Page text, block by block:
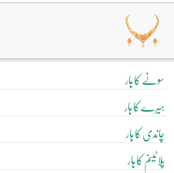
سونے کا ہار
ہیرے کا ہار
چاندی کا ہار
پلاٹینم کا ہار